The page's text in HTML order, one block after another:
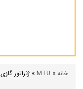
خانه »
MTU
» ژنراتور گازی MTU -16V4000L62